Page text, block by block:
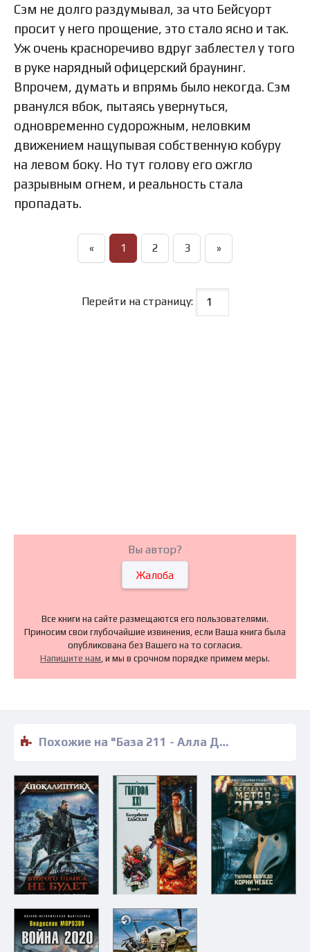
Сэм не долго раздумывал, за что Бейсуорт
просит у него прощение, это стало ясно и так.
Уж очень красноречиво вдруг заблестел у того
в руке нарядный офицерский браунинг.
Впрочем, думать и впрямь было некогда. Сэм
рванулся вбок, пытаясь увернуться,
одновременно судорожным, неловким
движением нащупывая собственную кобуру
на левом боку. Но тут голову его ожгло
разрывным огнем, и реальность стала
пропадать.
« 1 2 3 »
Перейти на страницу:
Вы автор?
Жалоба
Все книги на сайте размещаются его пользователями.
Приносим свои глубочайшие извинения, если Ваша книга была
опубликована без Вашего на то согласия.
Напишите нам , и мы в срочном порядке примем меры.
Похожие на "База 211 - Алла Дымовская" книги читать бесплатно полные версии